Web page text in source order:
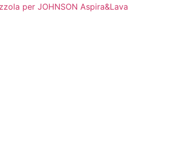
per JOHNSON Aspira&Lava